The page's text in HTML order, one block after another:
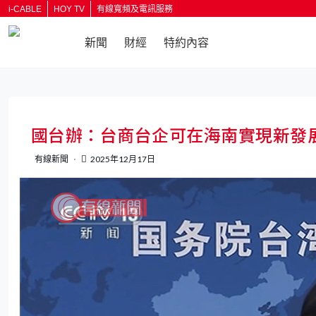
i-CABLE HOY TV 有線寬頻及電訊服務
新聞 財經 特約內容
國台辦：台商台企可在海南實現新發
有線新聞 2025年12月17日